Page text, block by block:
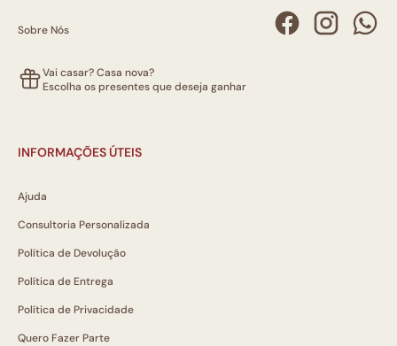
Sobre Nós
Vai casar? Casa nova?
Escolha os presentes que deseja ganhar
INFORMAÇÕES ÚTEIS
Ajuda
Consultoria Personalizada
Política de Devolução
Política de Entrega
Política de Privacidade
Quero Fazer Parte